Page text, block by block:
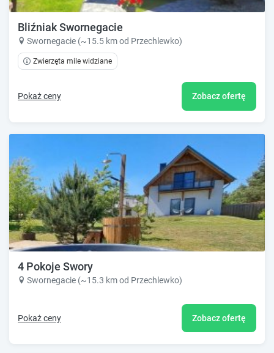
Bliźniak Swornegacie
Swornegacie (~15.5 km od Przechlewko)
Zwierzęta mile widziane
Pokaż ceny Zobacz ofertę
4 Pokoje Swory
Swornegacie (~15.3 km od Przechlewko)
Pokaż ceny Zobacz ofertę